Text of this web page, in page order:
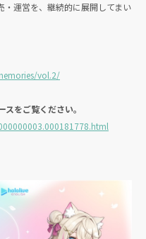
運営を、継続的に展開してまい
vol.2/
をご覧ください。